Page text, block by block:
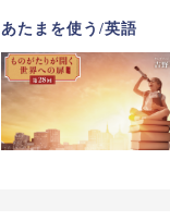
あたまを使う/英語